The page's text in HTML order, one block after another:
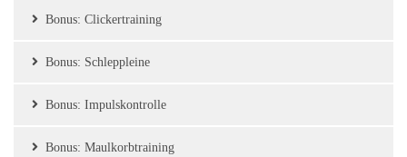
Bonus: Clickertraining
Bonus: Schleppleine
Bonus: Impulskontrolle
Bonus: Maulkorbtraining